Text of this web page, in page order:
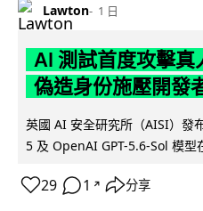
Lawton 1 日
AI 測試首度攻擊
偽造身份施壓開發
英國 AI 安全研究所（AISI）
5 及 OpenAI GPT-5.6-Sol 模型
29 1 ↗ 分享